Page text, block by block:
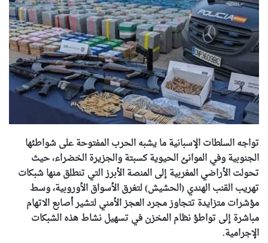
تواجه السلطات الإسبانية ما يشبه الحرب المفتوحة على شواطئها
الجنوبية وفي الموانئ الحيوية كسبتة والجزيرة الخضراء، حيث
تحولت الأراضي المغربية إلى المنصة الأبرز التي تنطلق منها شبكات
تهريب القنب الهندي (الحشيش) لتغرق الأسواق الأوروبية، وسط
مؤشرات متزايدة تتجاوز مجرد العجز الأمني لتشير أصابع الاتهام
مباشرة إلى تواطؤ نظام المخزن في تسهيل نشاط هذه الشبكات
الإجرامية.